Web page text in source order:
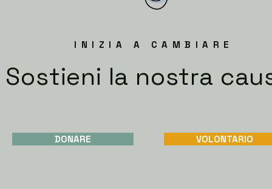
INIZIA A CAMBIARE
Sostieni la nostra
DONARE VOLONTARIO